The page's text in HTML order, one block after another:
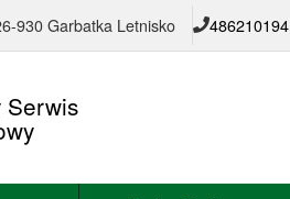
930 Garbatka Letnisko 486210194
Serwis